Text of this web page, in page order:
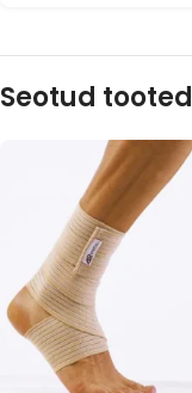
Seotud tooted